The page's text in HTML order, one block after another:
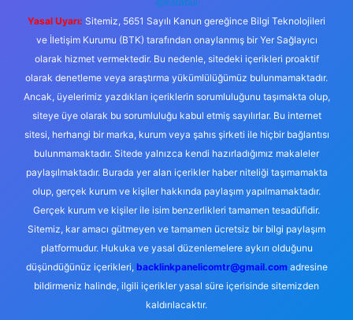
Yasal Uyarı: Sitemiz, 5651 Sayılı Kanun gereğince Bilgi Teknolojileri
ve İletişim Kurumu (BTK) tarafından onaylanmış bir Yer Sağlayıcı
olarak hizmet vermektedir. Bu nedenle, sitedeki içerikleri proaktif
olarak denetleme veya araştırma yükümlülüğümüz bulunmamaktadır.
Ancak, üyelerimiz yazdıkları içeriklerin sorumluluğunu taşımakta olup,
siteye üye olarak bu sorumluluğu kabul etmiş sayılırlar. Bu internet
sitesi, herhangi bir marka, kurum veya şahıs şirketi ile hiçbir bağlantısı
bulunmamaktadır. Sitede yalnızca kendi hazırladığımız makaleler
paylaşılmaktadır. Burada yer alan içerikler haber niteliği taşımamakta
olup, gerçek kurum ve kişiler hakkında paylaşım yapılmamaktadır.
Gerçek kurum ve kişiler ile isim benzerlikleri tamamen tesadüfidir.
Sitemiz, kar amacı gütmeyen ve tamamen ücretsiz bir bilgi paylaşım
platformudur. Hukuka ve yasal düzenlemelere aykırı olduğunu
düşündüğünüz içerikleri, backlinkpanelicomtr@gmail.comadresine
bildirmeniz halinde, ilgili içerikler yasal süre içerisinde sitemizden
kaldırılacaktır.